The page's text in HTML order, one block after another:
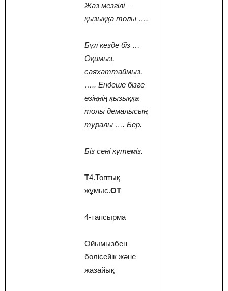
Жаз мезгілі –
қызыққа толы ….
Бұл кезде біз …
Оқимыз,
саяхаттаймыз,
….. Ендеше бізге
өзіңнің қызыққа
толы демалысың
туралы …. Бер.
Біз сені күтеміз.
Т4.Топтық
жұмыс.ОТ
4-тапсырма
Ойымызбен
бөлісейік және
жазайық